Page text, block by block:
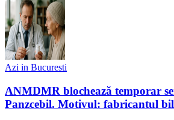
Azi in Bucuresti
ANMDMR blochează temporar
Panzcebil. Motivul: fabricantul